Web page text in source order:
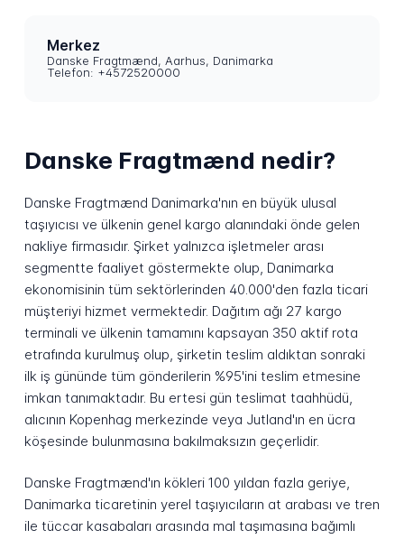
Merkez
Danske Fragtmænd, Aarhus, Danimarka
Telefon: +4572520000
Danske Fragtmænd nedir?
Danske Fragtmænd Danimarka'nın en büyük ulusal
taşıyıcısı ve ülkenin genel kargo alanındaki önde gelen
nakliye firmasıdır. Şirket yalnızca işletmeler arası
segmentte faaliyet göstermekte olup, Danimarka
ekonomisinin tüm sektörlerinden 40.000'den fazla ticari
müşteriyi hizmet vermektedir. Dağıtım ağı 27 kargo
terminali ve ülkenin tamamını kapsayan 350 aktif rota
etrafında kurulmuş olup, şirketin teslim aldıktan sonraki
ilk iş gününde tüm gönderilerin %95'ini teslim etmesine
imkan tanımaktadır. Bu ertesi gün teslimat taahhüdü,
alıcının Kopenhag merkezinde veya Jutland'ın en ücra
köşesinde bulunmasına bakılmaksızın geçerlidir.
Danske Fragtmænd'ın kökleri 100 yıldan fazla geriye,
Danimarka ticaretinin yerel taşıyıcıların at arabası ve tren
ile tüccar kasabaları arasında mal taşımasına bağımlı